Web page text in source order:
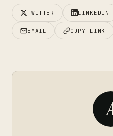
TWITTER LINKEDIN
EMAIL COPY LINK